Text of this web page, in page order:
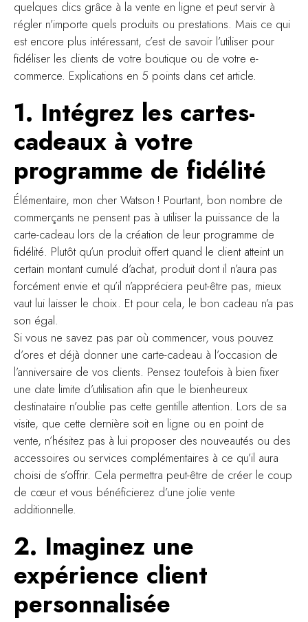
quelques clics grâce à la vente en ligne et peut servir à
régler n’importe quels produits ou prestations. Mais ce qui
est encore plus intéressant, c’est de savoir l’utiliser pour
fidéliser les clients de votre boutique ou de votre e-
commerce. Explications en 5 points dans cet article.
1. Intégrez les cartes-
cadeaux à votre
programme de fidélité
Élémentaire, mon cher Watson ! Pourtant, bon nombre de
commerçants ne pensent pas à utiliser la puissance de la
carte-cadeau lors de la création de leur programme de
fidélité. Plutôt qu’un produit offert quand le client atteint un
certain montant cumulé d’achat, produit dont il n’aura pas
forcément envie et qu’il n’appréciera peut-être pas, mieux
vaut lui laisser le choix. Et pour cela, le bon cadeau n’a pas
son égal.
Si vous ne savez pas par où commencer, vous pouvez
d’ores et déjà donner une carte-cadeau à l’occasion de
l’anniversaire de vos clients. Pensez toutefois à bien fixer
une date limite d’utilisation afin que le bienheureux
destinataire n’oublie pas cette gentille attention. Lors de sa
visite, que cette dernière soit en ligne ou en point de
vente, n’hésitez pas à lui proposer des nouveautés ou des
accessoires ou services complémentaires à ce qu’il aura
choisi de s’offrir. Cela permettra peut-être de créer le coup
de cœur et vous bénéficierez d’une jolie vente
additionnelle.
2. Imaginez une
expérience client
personnalisée